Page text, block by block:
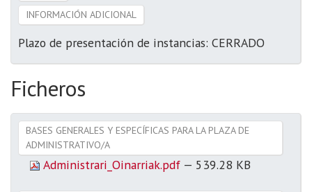
INFORMACIÓN ADICIONAL
Plazo de presentación de instancias: CERRADO
Ficheros
BASES GENERALES Y ESPECÍFICAS PARA LA PLAZA DE
ADMINISTRATIVO/A
Administrari_Oinarriak.pdf — 539.28 KB